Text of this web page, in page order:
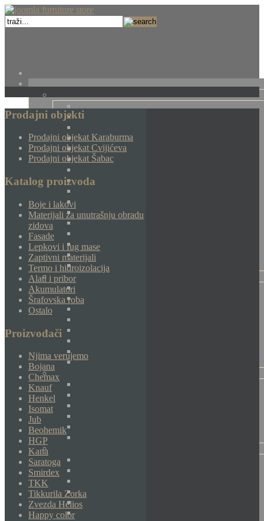
Prodajni objekti
Prodajni objekat Karaburma
Prodajni objekat Cvijićeva
Prodajni objekat Šabac
Katalog proizvoda
Boje i lakovi
Materijali za unutrašnju obradu
zidova
Fasade
Lepkovi i fug mase
Zaptivni materijali
Termo i hidroizolacija
Alati i pribor
Akumulatori
Šrafovska roba
Ostalo
Proizvođači
Njima verujemo
Bojana
Chemax
Knauf
Henkel
Isomat
Jub
Beohemik
HGP
Kana
Saratoga
Smirdex
TKK
Tikkurila Zorka
Zvezda Helios
Happy color